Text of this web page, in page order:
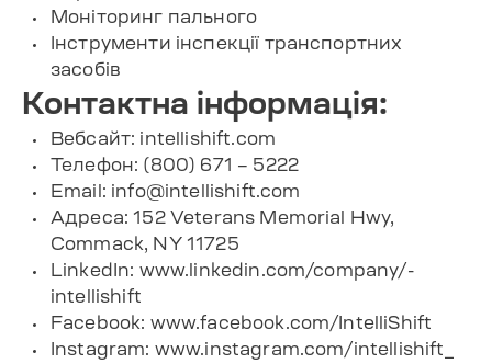
Моніторинг пального
Інструменти інспекції транспортних
засобів
Контактна інформація:
Вебсайт: intellishift.com
Телефон: (800) 671 – 5222
Email: info@intellishift.com
Адреса: 152 Veterans Memorial Hwy,
Commack, NY 11725
LinkedIn: www.linkedin.com/company/-
intellishift
Facebook: www.facebook.com/IntelliShift
Instagram: www.instagram.com/intellishift_